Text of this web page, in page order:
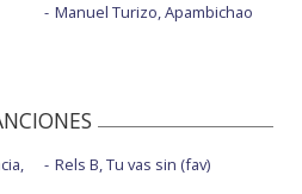
Manuel Turizo, Apambichao
Rels B, Tu vas sin (fav)